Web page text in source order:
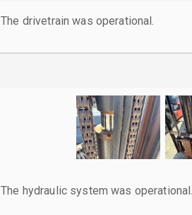
The drivetrain was operational.
The hydraulic system was operational.